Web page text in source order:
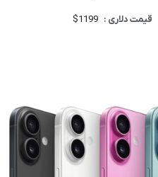
قیمت دلاری : $1199